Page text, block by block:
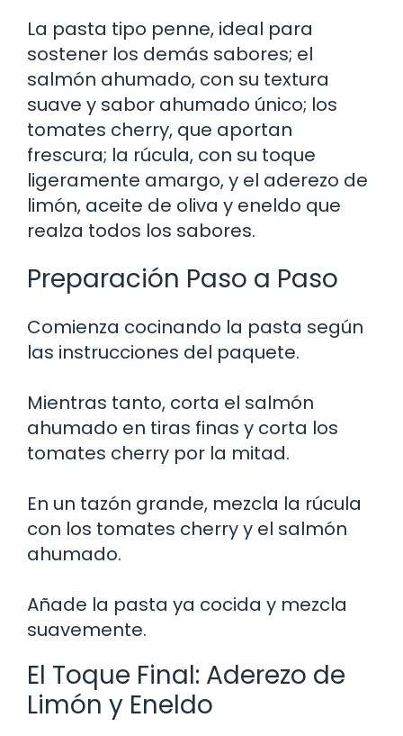
La pasta tipo penne, ideal para
sostener los demás sabores; el
salmón ahumado, con su textura
suave y sabor ahumado único; los
tomates cherry, que aportan
frescura; la rúcula, con su toque
ligeramente amargo, y el aderezo de
limón, aceite de oliva y eneldo que
realza todos los sabores.
Preparación Paso a Paso
Comienza cocinando la pasta según
las instrucciones del paquete.
Mientras tanto, corta el salmón
ahumado en tiras finas y corta los
tomates cherry por la mitad.
En un tazón grande, mezcla la rúcula
con los tomates cherry y el salmón
ahumado.
Añade la pasta ya cocida y mezcla
suavemente.
El Toque Final: Aderezo de
Limón y Eneldo